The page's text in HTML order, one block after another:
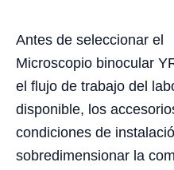
Antes de seleccionar el
Microscopio binocular
el flujo de trabajo del
disponible, los
condiciones de
sobredimensionar la